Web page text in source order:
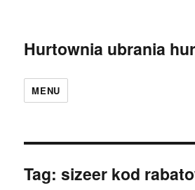
Hurtownia ubrania
MENU
Tag:sizeer kod